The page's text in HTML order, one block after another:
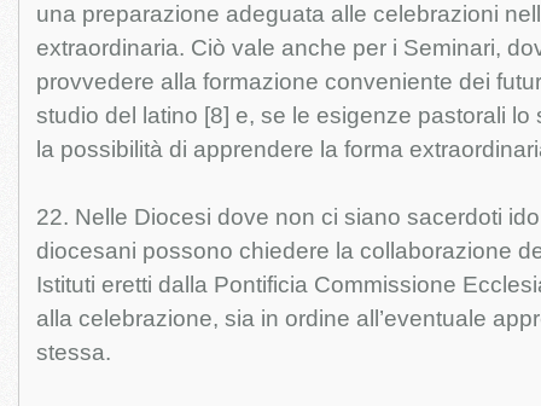
una preparazione adeguata alle celebrazioni
extraordinaria. Ciò vale anche per i Seminari,
provvedere alla formazione conveniente dei
studio del latino [8] e, se le esigenze pastorali lo
la possibilità di apprendere la forma
22. Nelle Diocesi dove non ci siano sacerdoti
diocesani possono chiedere la collaborazione
Istituti eretti dalla Pontificia Commissione
alla celebrazione, sia in ordine all’eventuale
stessa.